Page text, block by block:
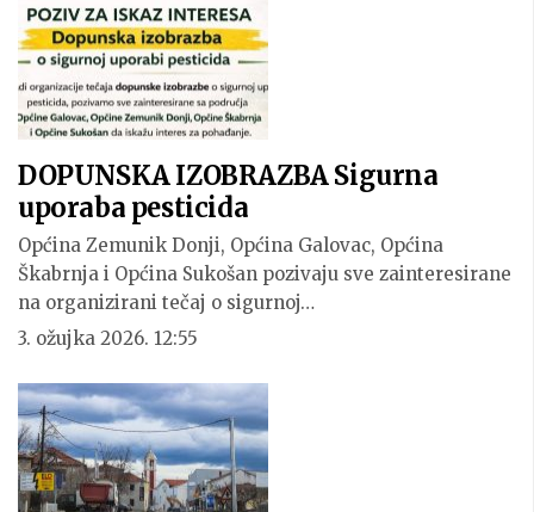
DOPUNSKA IZOBRAZBA Sigurna
uporaba pesticida
Općina Zemunik Donji, Općina Galovac, Općina
Škabrnja i Općina Sukošan pozivaju sve zainteresirane
na organizirani tečaj o sigurnoj…
3. ožujka 2026. 12:55